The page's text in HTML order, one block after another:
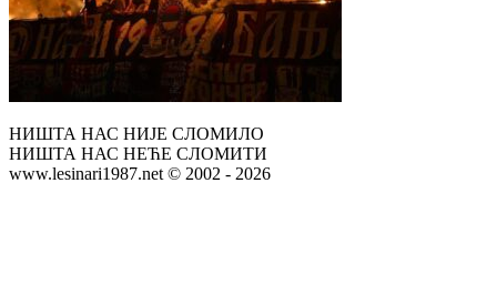
НИШТА НАС НИЈЕ СЛОМИЛО
НИШТА НАС НЕЋЕ СЛОМИТИ
www.lesinari1987.net © 2002 - 2026